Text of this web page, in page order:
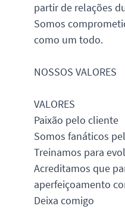
partir de relações
Somos
como um todo.
NOSSOS VALORES
VALORES
Paixão pelo cliente
Somos fanáticos
Treinamos para
Acreditamos que
aperfeiçoamento
Deixa comigo